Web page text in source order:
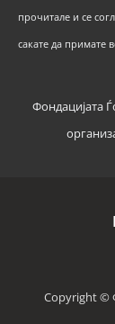
прочитале и се
сакате да примате
Фондацијата
Copyright ©